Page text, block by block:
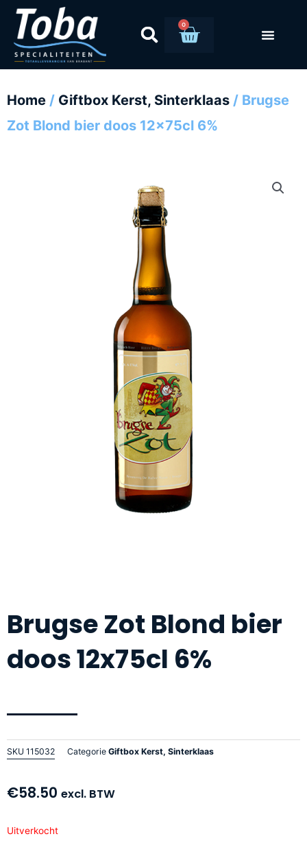
inhoud
0
Home / Giftbox Kerst, Sinterklaas / Brugse
Zot Blond bier doos 12x75cl 6%
Brugse Zot Blond bier
doos 12x75cl 6%
SKU 115032 Categorie Giftbox Kerst, Sinterklaas
€58.50 excl. BTW
Uitverkocht